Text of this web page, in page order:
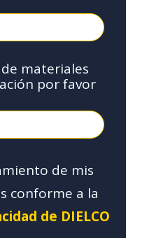
materiales
por favor
de mis
conforme a la
de DIELCO